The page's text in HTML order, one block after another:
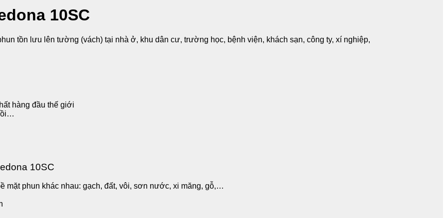
10SC
tồn lưu lên tường (vách) tại nhà ở, khu dân cư, trường học, bệnh viện, khách sạn, công ty, xí nghiệp,
hàng đầu thế giới
10SC
mặt phun khác nhau: gạch, đất, vôi, sơn nước, xi măng, gỗ,…